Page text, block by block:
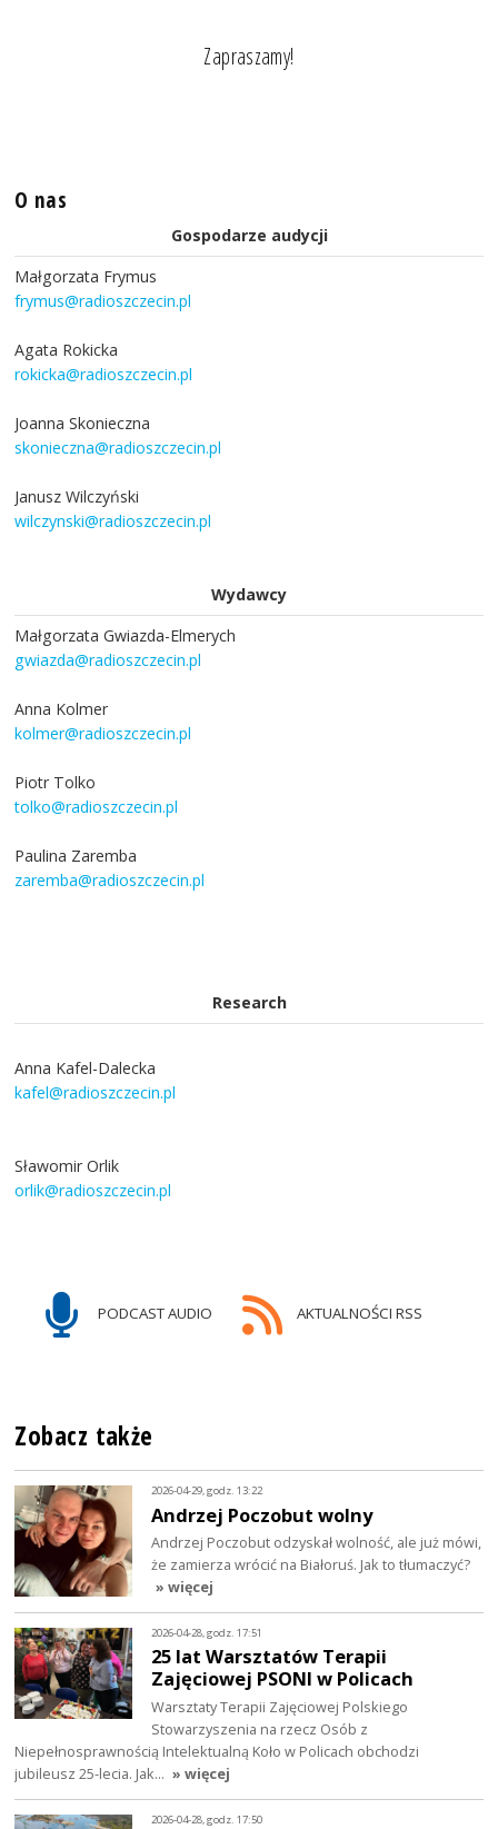
Zapraszamy!
O nas
Gospodarze audycji
Małgorzata Frymus
frymus@radioszczecin.pl
Agata Rokicka
rokicka@radioszczecin.pl
Joanna Skonieczna
skonieczna@radioszczecin.pl
Janusz Wilczyński
wilczynski@radioszczecin.pl
Wydawcy
Małgorzata Gwiazda-Elmerych
gwiazda@radioszczecin.pl
Anna Kolmer
kolmer@radioszczecin.pl
Piotr Tolko
tolko@radioszczecin.pl
Paulina Zaremba
zaremba@radioszczecin.pl
Research
Anna Kafel-Dalecka
kafel@radioszczecin.pl
Sławomir Orlik
orlik@radioszczecin.pl
PODCAST AUDIO AKTUALNOŚCI RSS
Zobacz także
2026-04-29, godz. 13:22
Andrzej Poczobut wolny
Andrzej Poczobut odzyskał wolność, ale już mówi,
że zamierza wrócić na Białoruś. Jak to tłumaczyć?
» więcej
2026-04-28, godz. 17:51
25 lat Warsztatów Terapii
Zajęciowej PSONI w Policach
Warsztaty Terapii Zajęciowej Polskiego
Stowarzyszenia na rzecz Osób z
Niepełnosprawnością Intelektualną Koło w Policach obchodzi
jubileusz 25-lecia. Jak… » więcej
2026-04-28, godz. 17:50